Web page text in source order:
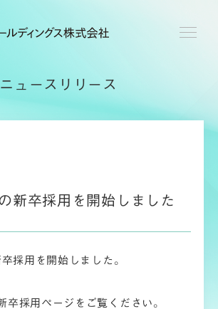
ニュースリリース
新卒採用を開始しました
採用を開始しました。
卒採用ページをご覧ください。